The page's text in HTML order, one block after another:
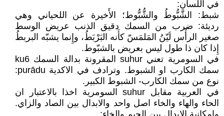
في اللسان:
شبط: الشَّبُّوطُ والشُّبُّوط؛ الأَخيرة عن اللحياني وهي
رديئة: ضرب من السمك دقيق الذنب عريض الوسط
صغير الرأْس لَيّنُ المَلمَسّ كأَنه البَرْبَطُ، وإِنما يشبّه البربطُ
إِذا كان ذا طول ليس بعريض بالشبّوط.
في السومرية تعني suhur المقرونة بدالة السمك ku6
سمك الكارب او الشبوط. وترادف في الاكدية purādu:
نوع من سمك الكارب- الشبوط الكبير.
في العربية مقابل suhur السومرية اخذا بالاعتبار ان
الحاء والهاء والخاء اصل واحد والابدال بين الصاد والزاي.